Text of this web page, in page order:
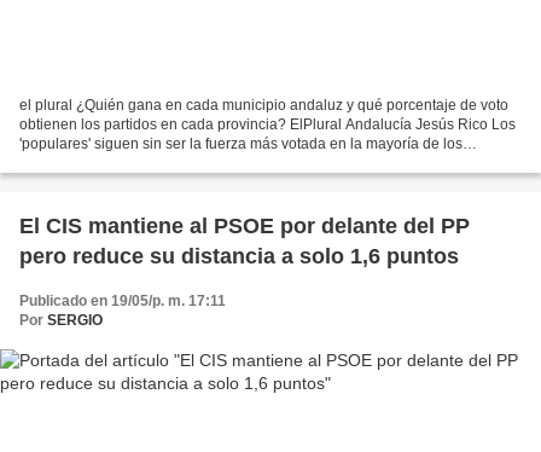
el plural ¿Quién gana en cada municipio andaluz y qué porcentaje de voto
obtienen los partidos en cada provincia? ElPlural Andalucía Jesús Rico Los
'populares' siguen sin ser la fuerza más votada en la mayoría de los
El CIS mantiene al PSOE por delante del PP
pero reduce su distancia a solo 1,6 puntos
Publicado en 19/05/p. m. 17:11
Por SERGIO